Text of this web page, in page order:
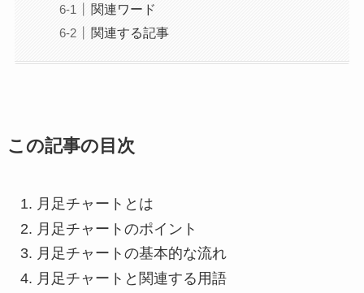
関連ワード
関連する記事
この記事の目次
月足チャートとは
月足チャートのポイント
月足チャートの基本的な流れ
月足チャートと関連する用語